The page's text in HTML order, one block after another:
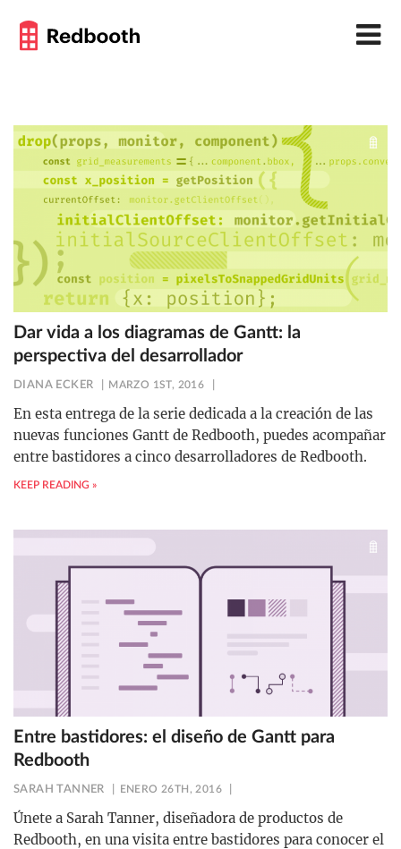
Dar vida a los diagramas de Gantt: la
perspectiva del desarrollador
DIANA ECKER MARZO 1ST, 2016
En esta entrega de la serie dedicada a la creación de las
nuevas funciones Gantt de Redbooth, puedes acompañar
entre bastidores a cinco desarrolladores de Redbooth.
KEEP READING »
Entre bastidores: el diseño de Gantt para
Redbooth
SARAH TANNER ENERO 26TH, 2016
Únete a Sarah Tanner, diseñadora de productos de
Redbooth, en una visita entre bastidores para conocer el